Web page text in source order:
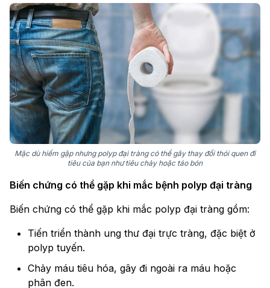
Mặc dù hiếm gặp nhưng polyp đại tràng có thể gây thay đổi thói quen đi
tiêu của bạn như tiêu chảy hoặc táo bón
Biến chứng có thể gặp khi mắc bệnh polyp đại tràng
Biến chứng có thể gặp khi mắc polyp đại tràng gồm:
Tiến triển thành ung thư đại trực tràng, đặc biệt ở
polyp tuyến.
Chảy máu tiêu hóa, gây đi ngoài ra máu hoặc
phân đen.